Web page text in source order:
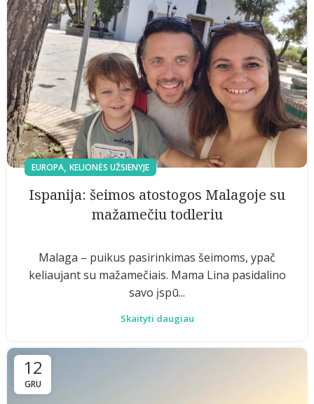
EUROPA, KELIONĖS UŽSIENYJE
Ispanija: šeimos atostogos Malagoje su
mažamečiu todleriu
Malaga – puikus pasirinkimas šeimoms, ypač
keliaujant su mažamečiais. Mama Lina pasidalino
savo įspū...
Skaityti daugiau
12
GRU